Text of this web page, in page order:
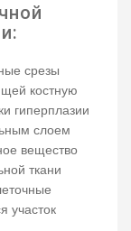
срезы
костную
гиперплазии
слоем
вещество
ткани
участок